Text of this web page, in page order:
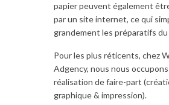
papier peuvent également
par un site internet, ce qui
grandement les préparatifs du
Pour les plus réticents, chez
Adgency, nous nous occupons
réalisation de faire-part
graphique & impression).